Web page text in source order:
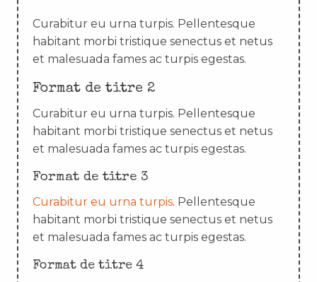
Curabitur eu urna turpis. Pellentesque
habitant morbi tristique senectus et netus
et malesuada fames ac turpis egestas.
Format de titre 2
Curabitur eu urna turpis. Pellentesque
habitant morbi tristique senectus et netus
et malesuada fames ac turpis egestas.
Format de titre 3
Curabitur eu urna turpis. Pellentesque
habitant morbi tristique senectus et netus
et malesuada fames ac turpis egestas.
Format de titre 4